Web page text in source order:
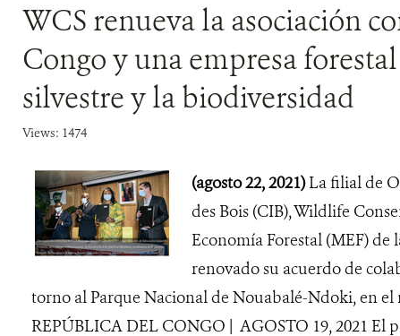
WCS renueva la asociación
Congo y una empresa
silvestre y la biodiversidad
Views: 1474
(agosto 22, 2021)La filial de
des Bois (CIB), Wildlife
Economía Forestal (MEF)
renovado su acuerdo de
torno al Parque Nacional de Nouabalé-Ndoki, en
REPÚBLICA DEL CONGO | AGOSTO 19, 2021